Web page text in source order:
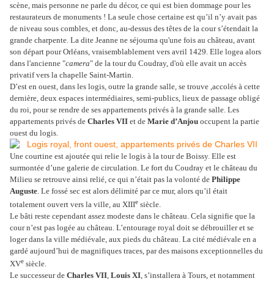
scène, mais personne ne parle du décor, ce qui est bien dommage pour les
restaurateurs de monuments ! La seule chose certaine est qu’il n’y avait pas
de niveau sous combles, et donc, au-dessus des têtes de la cour s’étendait la
grande charpente. La dite Jeanne ne séjourna qu'une fois au château, avant
son départ pour Orléans, vraisemblablement vers avril 1429. Elle logea alors
dans l'ancienne "camera" de la tour du Coudray, d'où elle avait un accès
privatif vers la chapelle Saint-Martin.
D’est en ouest, dans les logis, outre la grande salle, se trouve ,accolés à cette
dernière, deux espaces intermédiaires, semi-publics, lieux de passage obligé
du roi, pour se rendre de ses appartements privés à la grande salle. Les
appartements privés de Charles VII et de Marie d’Anjou occupent la partie
ouest du logis.
Une courtine est ajoutée qui relie le logis à la tour de Boissy. Elle est
surmontée d’une galerie de circulation. Le fort du Coudray et le château du
Milieu se retrouve ainsi relié, ce qui n’était pas la volonté de Philippe
Auguste. Le fossé sec est alors délimité par ce mur, alors qu’il était
totalement ouvert vers la ville, au XIIIe siècle.
Le bâti reste cependant assez modeste dans le château. Cela signifie que la
cour n’est pas logée au château. L’entourage royal doit se débrouiller et se
loger dans la ville médiévale, aux pieds du château. La cité médiévale en a
gardé aujourd’hui de magnifiques traces, par des maisons exceptionnelles du
XVe siècle.
Le successeur de Charles VII Louis XI , s’installera à Tours, et notamment